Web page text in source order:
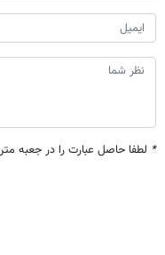
* لطفا حاصل عبارت را در جعبه